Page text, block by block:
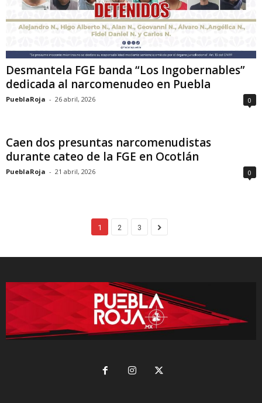
Desmantela FGE banda “Los Ingobernables”
dedicada al narcomenudeo en Puebla
PueblaRoja - 26 abril, 2026 0
Caen dos presuntas narcomenudistas
durante cateo de la FGE en Ocotlán
PueblaRoja - 21 abril, 2026 0
1 2 3